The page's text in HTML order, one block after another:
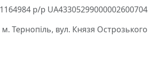
р/р
Тернопіль, вул. Князя